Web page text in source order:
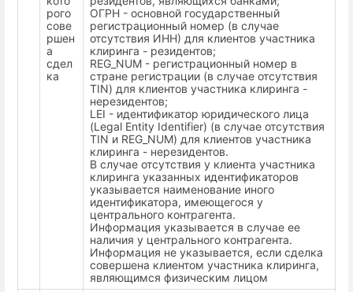
рого
сове
ршен
а
сдел
ка
ОГРН - основной государственный
регистрационный номер (в случае
отсутствия ИНН) для клиентов участника
клиринга - резидентов;
REG_NUM - регистрационный номер в
стране регистрации (в случае отсутствия
TIN) для клиентов участника клиринга -
нерезидентов;
LEI - идентификатор юридического лица
(Legal Entity Identifier) (в случае отсутствия
TIN и REG_NUM) для клиентов участника
клиринга - нерезидентов.
В случае отсутствия у клиента участника
клиринга указанных идентификаторов
указывается наименование иного
идентификатора, имеющегося у
центрального контрагента.
Информация указывается в случае ее
наличия у центрального контрагента.
Информация не указывается, если сделка
совершена клиентом участника клиринга,
являющимся физическим лицом